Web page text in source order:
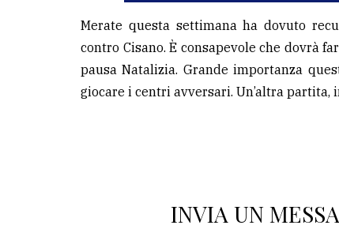
Merate questa settimana ha dovuto
contro Cisano. È consapevole che dovrà
pausa Natalizia. Grande importanza
giocare i centri avversari. Un’altra partita,
INVIA UN